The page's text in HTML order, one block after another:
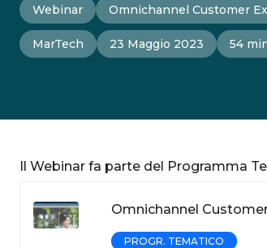
Webinar Omnichannel Customer
MarTech 23 Maggio 2023 54
Il Webinar fa parte del Programma
Omnichannel
PROGR. TEMATICO